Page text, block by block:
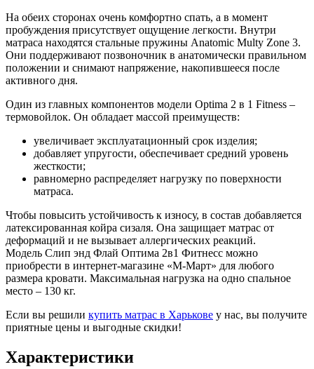
На обеих сторонах очень комфортно спать, а в момент
пробуждения присутствует ощущение легкости. Внутри
матраса находятся стальные пружины Anatomic Multy Zone 3.
Они поддерживают позвоночник в анатомически правильном
положении и снимают напряжение, накопившееся после
активного дня.
Один из главных компонентов модели Optima 2 в 1 Fitness –
термовойлок. Он обладает массой преимуществ:
увеличивает эксплуатационный срок изделия;
добавляет упругости, обеспечивает средний уровень
жесткости;
равномерно распределяет нагрузку по поверхности
матраса.
Чтобы повысить устойчивость к износу, в состав добавляется
латексированная койра сизаля. Она защищает матрас от
деформаций и не вызывает аллергических реакций.
Модель Слип энд Флай Оптима 2в1 Фитнесс можно
приобрести в интернет-магазине «М-Март» для любого
размера кровати. Максимальная нагрузка на одно спальное
место – 130 кг.
Если вы решили купить матрас в Харькове у нас, вы получите
приятные цены и выгодные скидки!
Характеристики